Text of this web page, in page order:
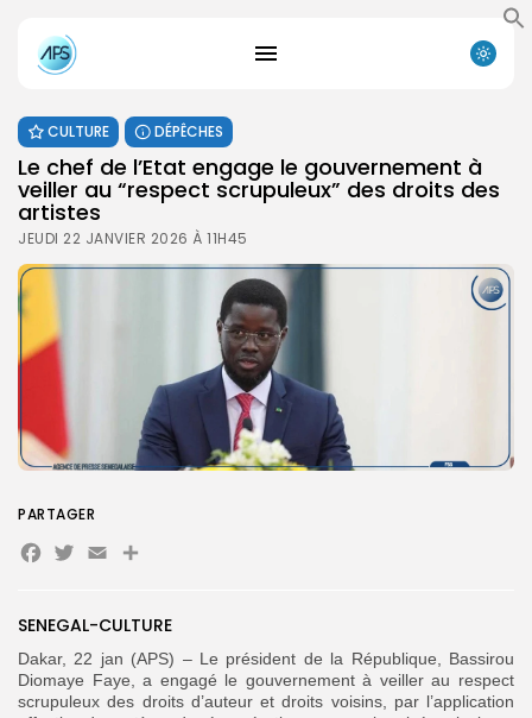
FR
CULTURE DÉPÊCHES
Le chef de l’Etat engage le gouvernement à
veiller au “respect scrupuleux” des droits des
artistes
JEUDI 22 JANVIER 2026 À 11H45
SENEGAL-CULTURE
Dakar, 22 jan (APS) – Le président de la République, Bassirou
Diomaye Faye, a engagé le gouvernement à veiller au respect
scrupuleux des droits d’auteur et droits voisins, par l’application
PARTAGER
Facebook
Twitter
EmailPartager